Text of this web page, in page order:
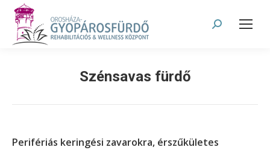
Search:
Szénsavas fürdő
Perifériás keringési zavarokra, érszűkületes